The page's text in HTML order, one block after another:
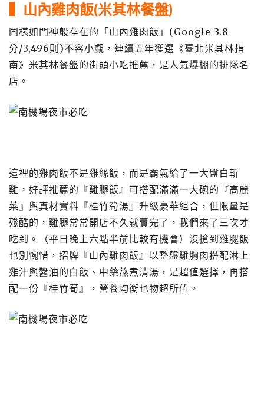
▍山內雞肉飯(米其林餐盤)
同樣如門神般存在的「山內雞肉飯」(Google 3.8
分/3,496則)不容小覷，連續五年獲選《臺北米其林指
南》米其林餐盤的街頭小吃推薦，是人氣爆棚的排隊名
店。
這裡的雞肉飯不是雞絲飯，而是霸氣給了一大盤白斬
雞，好評推薦的『雞腿飯』可搭配滿滿一大碗的『高麗
菜』與真材實料『桂竹筍湯』升級豪華組合，但限量是
殘酷的，雞腿常常開店不久就賣完了，我們來了三次才
吃到。（平日晚上六點半前比較有機會）沒搶到雞腿飯
也別惋惜，招牌『山內雞肉飯』以整盤雞胸肉搭配淋上
雞汁與醬油的白飯、中藥熬煮清湯，是超值選擇，再搭
配一份『桂竹筍』，營養均衡也物超所值。